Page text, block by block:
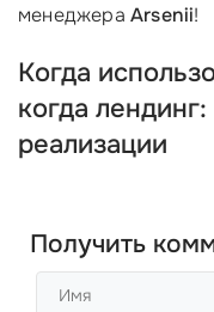
менеджера Arsenii!
Когда
когда
реализации
Получить